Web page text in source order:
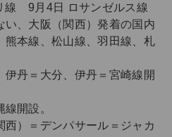
線 9月4日 ロサンゼルス線
い、大阪（関西）発着の国内
熊本線、松山線、羽田線、札
丹＝大分、伊丹＝宮崎線開
開設。
西）＝デンパサール＝ジャカ